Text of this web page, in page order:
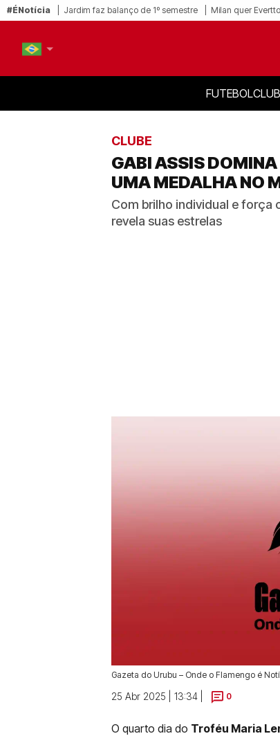
#ÉNotícia Jardim faz balanço de 1º semestre Milan quer
FUTEBOL
CLUBE
GABI ASSIS
UMA MEDALHA NO
Com brilho individual e força
revela suas estrelas
Gazeta do Urubu – Onde o Flamengo é
25 Abr 2025 | 13:34 | 0
O quarto dia do Troféu Maria